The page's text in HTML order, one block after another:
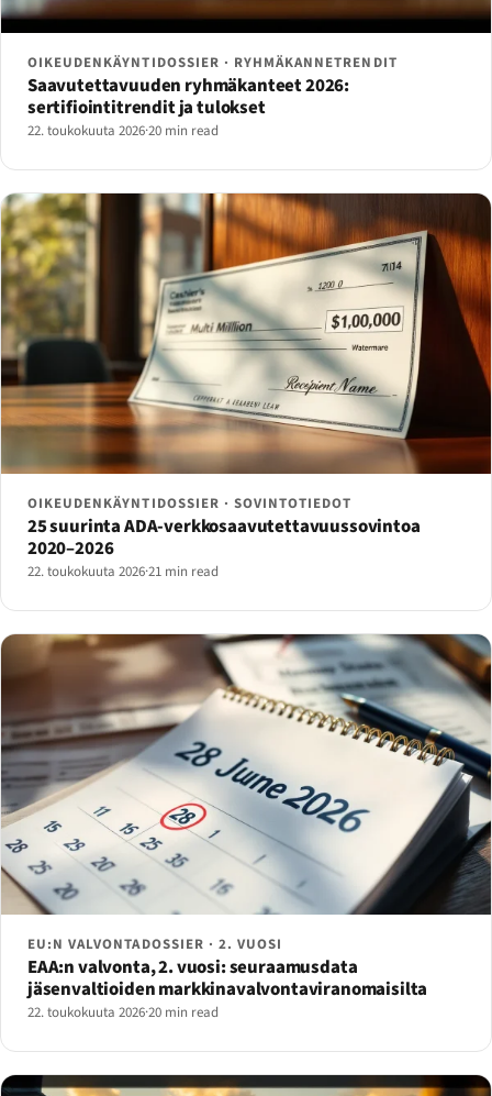
OIKEUDENKÄYNTIDOSSIER · RYHMÄKANNETRENDIT
Saavutettavuuden ryhmäkanteet 2026:
sertifiointitrendit ja tulokset
22. toukokuuta 2026·20 min read
OIKEUDENKÄYNTIDOSSIER · SOVINTOTIEDOT
25 suurinta ADA-verkkosaavutettavuussovintoa
2020–2026
22. toukokuuta 2026·21 min read
EU:N VALVONTADOSSIER · 2. VUOSI
EAA:n valvonta, 2. vuosi: seuraamusdata
jäsenvaltioiden markkinavalvontaviranomaisilta
22. toukokuuta 2026·20 min read